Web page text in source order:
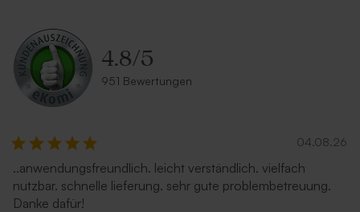
4.8/5
951 Bewertungen
04.08.26
..anwendungsfreundlich. leicht verständlich. vielfach
nutzbar. schnelle lieferung. sehr gute problembetreuung.
Danke dafür!